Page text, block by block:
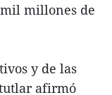
millones de
y de las
afirmó